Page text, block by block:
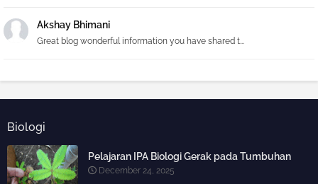
Akshay Bhimani
Great blog wonderful information you have shared t...
Biologi
Pelajaran IPA Biologi Gerak pada Tumbuhan
December 24, 2025